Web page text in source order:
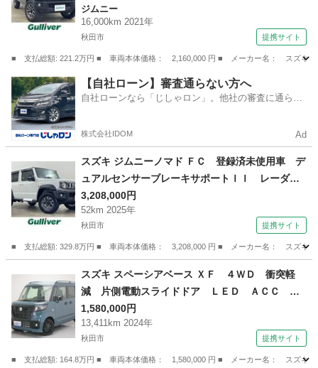
ドライブレコーダー 前席シートヒーター 純正
ＡＷ （車検整備付）
ジムニー
16,000km 2021年
秋田市 提携サイト
■ 支払総額: 221.2万円 ■ 車両本体価格： 2,160,000 円 ■ メーカー名： スズ
秋田 秋田市 ジムニー
【自社ローン】審査通らない方へ
自社ローンなら「じしゃロン」。他社の審査に通らな
株式会社IDOM Ad
スズキ ジムニーノマド ＦＣ 登録済未使用車 デ
ュアルセンサーブレーキサポートＩＩ レーダー
クルーズコントロール ＬＥＤオートライト 前
席シートヒーター 純正１５インチアルミホイー
ル オートハイビーム クリアランスソナー （車
検整備付）
3,208,000円
52km 2025年
秋田市 提携サイト
■ 支払総額: 329.8万円 ■ 車両本体価格： 3,208,000 円 ■ メーカー名： スズキ
スズキ
スズキ スペーシアベース ＸＦ ４ＷＤ 衝突軽
減 片側電動スライドドア ＬＥＤ ＡＣＣ オ
ートライト プッシュスタート シートヒータ
ー オートエアコン アイドリングストップ 横
滑り防止機能 衝突安全ボディ 盗難防止システ
ム （車検整備付）
1,580,000円
13,411km 2024年
秋田市 提携サイト
■ 支払総額: 164.8万円 ■ 車両本体価格： 1,580,000 円 ■ メーカー名： スズ